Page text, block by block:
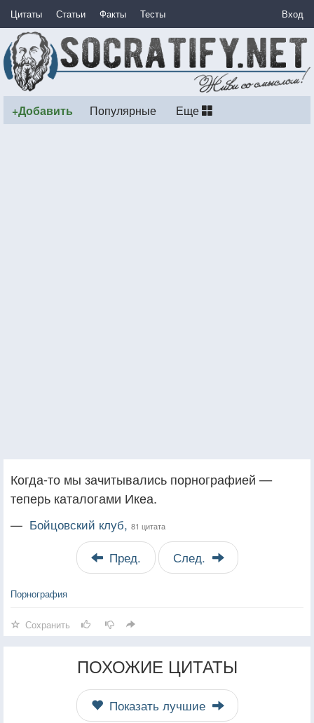
Цитаты Статьи Факты Тесты Вход
+Добавить Популярные Еще
Когда-то мы зачитывались порнографией —
теперь каталогами Икеа.
— Бойцовский клуб, 81 цитата
Пред. След.
Порнография
Сохранить
ПОХОЖИЕ ЦИТАТЫ
Показать лучшие